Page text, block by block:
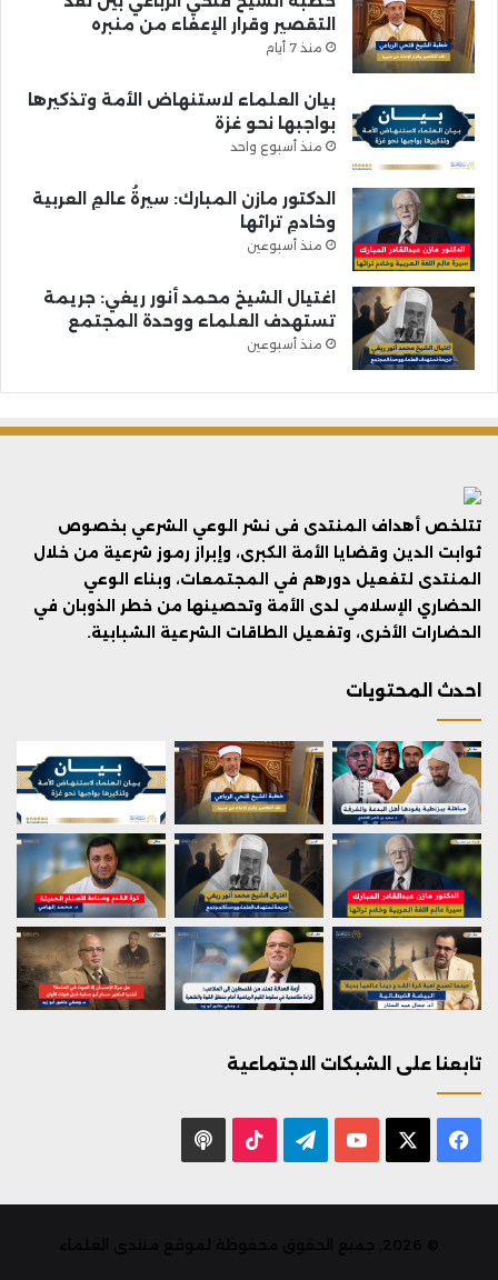
التقصير وقرار الإعفاء من منبره
منذ 7 أيام
بيان العلماء لاستنهاض الأمة وتذكيرها
بواجبها نحو غزة
منذ أسبوع واحد
الدكتور مازن المبارك: سيرةُ عالمِ العربية
وخادمِ تراثها
منذ أسبوعين
اغتيال الشيخ محمد أنور ريغي: جريمة
تستهدف العلماء ووحدة المجتمع
منذ أسبوعين
تتلخص أهداف المنتدى فى نشر الوعي الشرعي بخصوص
ثوابت الدين وقضايا الأمة الكبرى، وإبراز رموز شرعية من خلال
المنتدى لتفعيل دورهم في المجتمعات، وبناء الوعي
الحضاري الإسلامي لدى الأمة وتحصينها من خطر الذوبان في
الحضارات الأخرى، وتفعيل الطاقات الشرعية الشبابية.
احدث المحتويات
تابعنا على الشبكات الاجتماعية
فيسبوك يوتيوب تيلقرام ‫TikTok
© 2026, جميع الحقوق محفوظة لموقع منتدى العلماء